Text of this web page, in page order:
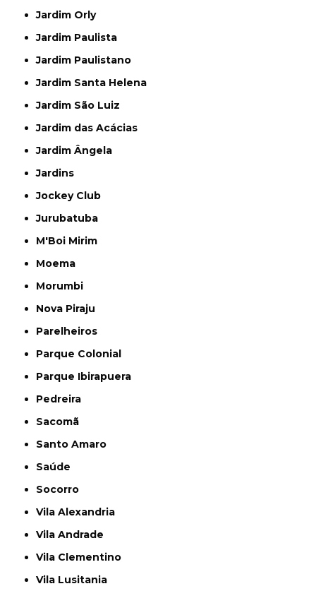
Jardim Orly
Jardim Paulista
Jardim Paulistano
Jardim Santa Helena
Jardim São Luiz
Jardim das Acácias
Jardim Ângela
Jardins
Jockey Club
Jurubatuba
M'Boi Mirim
Moema
Morumbi
Nova Piraju
Parelheiros
Parque Colonial
Parque Ibirapuera
Pedreira
Sacomã
Santo Amaro
Saúde
Socorro
Vila Alexandria
Vila Andrade
Vila Clementino
Vila Lusitania